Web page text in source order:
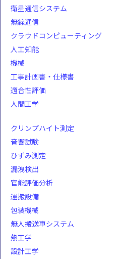
衛星通信システム
無線通信
クラウドコンピューティング
人工知能
機械
工事計画書・仕様書
適合性評価
人間工学
クリンプハイト測定
音響試験
ひずみ測定
漏洩検出
官能評価分析
運搬設備
包装機械
無人搬送車システム
熱工学
設計工学